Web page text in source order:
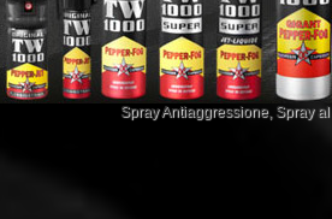
Spray Antiaggressione, Spray